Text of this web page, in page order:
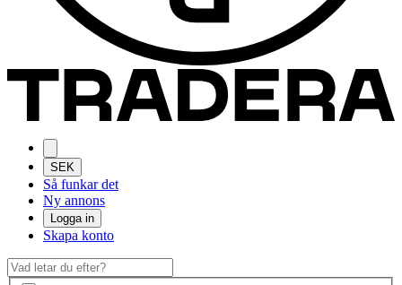
SEK
Så funkar det
Ny annons
Logga in
Skapa konto